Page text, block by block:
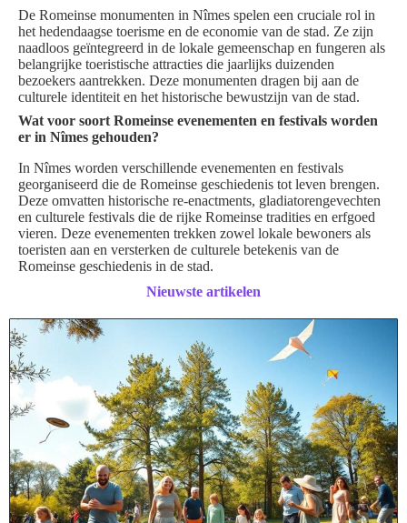
De Romeinse monumenten in Nîmes spelen een cruciale rol in
het hedendaagse toerisme en de economie van de stad. Ze zijn
naadloos geïntegreerd in de lokale gemeenschap en fungeren als
belangrijke toeristische attracties die jaarlijks duizenden
bezoekers aantrekken. Deze monumenten dragen bij aan de
culturele identiteit en het historische bewustzijn van de stad.
Wat voor soort Romeinse evenementen en festivals worden
er in Nîmes gehouden?
In Nîmes worden verschillende evenementen en festivals
georganiseerd die de Romeinse geschiedenis tot leven brengen.
Deze omvatten historische re-enactments, gladiatorengevechten
en culturele festivals die de rijke Romeinse tradities en erfgoed
vieren. Deze evenementen trekken zowel lokale bewoners als
toeristen aan en versterken de culturele betekenis van de
Romeinse geschiedenis in de stad.
Nieuwste artikelen